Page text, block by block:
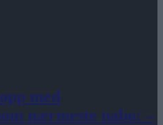
med
nærmeste nabo: –